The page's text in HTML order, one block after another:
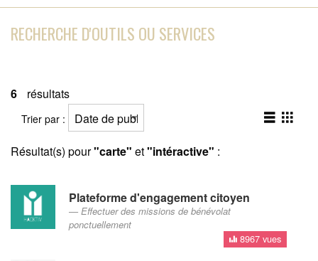
RECHERCHE D'OUTILS OU SERVICES
6 résultats
Trier par :
Résultat(s) pour"carte" et"intéractive" :
Plateforme d'engagement citoyen
Effectuer des missions de bénévolat
ponctuellement
8967 vues